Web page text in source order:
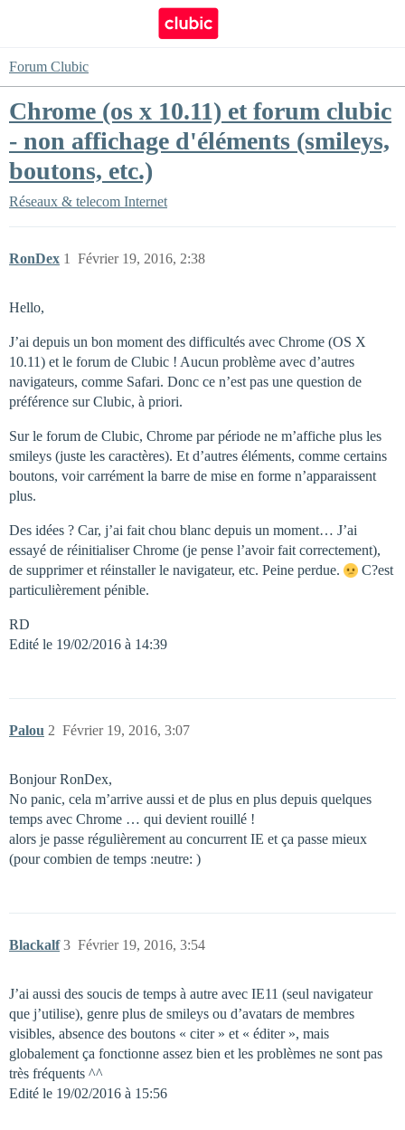
Forum Clubic
Chrome (os x 10.11) et forum clubic
- non affichage d'éléments (smileys,
boutons, etc.)
Réseaux & telecom Internet
RonDex Février 19, 2016, 2:38
1
Hello,
J’ai depuis un bon moment des difficultés avec Chrome (OS X
10.11) et le forum de Clubic ! Aucun problème avec d’autres
navigateurs, comme Safari. Donc ce n’est pas une question de
préférence sur Clubic, à priori.
Sur le forum de Clubic, Chrome par période ne m’affiche plus les
smileys (juste les caractères). Et d’autres éléments, comme certains
boutons, voir carrément la barre de mise en forme n’apparaissent
plus.
Des idées ? Car, j’ai fait chou blanc depuis un moment… J’ai
essayé de réinitialiser Chrome (je pense l’avoir fait correctement),
de supprimer et réinstaller le navigateur, etc. Peine perdue.
C?est
particulièrement pénible.
RD
Edité le 19/02/2016 à 14:39
Palou Février 19, 2016, 3:07
2
Bonjour RonDex,
No panic, cela m’arrive aussi et de plus en plus depuis quelques
temps avec Chrome … qui devient rouillé !
alors je passe régulièrement au concurrent IE et ça passe mieux
(pour combien de temps :neutre: )
Blackalf Février 19, 2016, 3:54
3
J’ai aussi des soucis de temps à autre avec IE11 (seul navigateur
que j’utilise), genre plus de smileys ou d’avatars de membres
visibles, absence des boutons « citer » et « éditer », mais
globalement ça fonctionne assez bien et les problèmes ne sont pas
très fréquents ^^
Edité le 19/02/2016 à 15:56